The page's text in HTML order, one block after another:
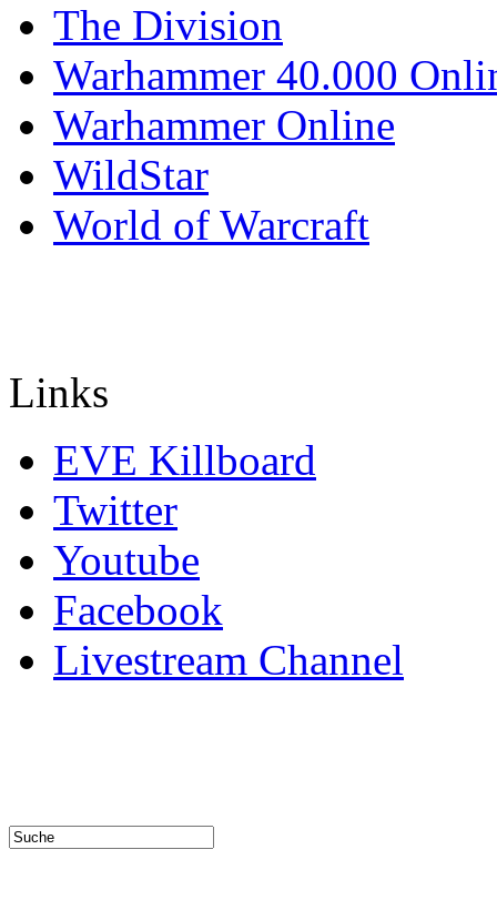
The Division
Warhammer 40.000
Warhammer Online
WildStar
World of Warcraft
Links
EVE Killboard
Twitter
Youtube
Facebook
Livestream Channel